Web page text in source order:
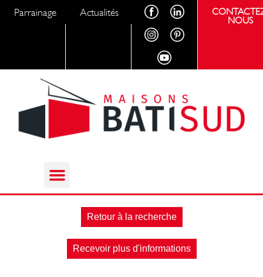
Parrainage Actualités
NOUS
Retour à la recherche
Recevoir plus d'informations